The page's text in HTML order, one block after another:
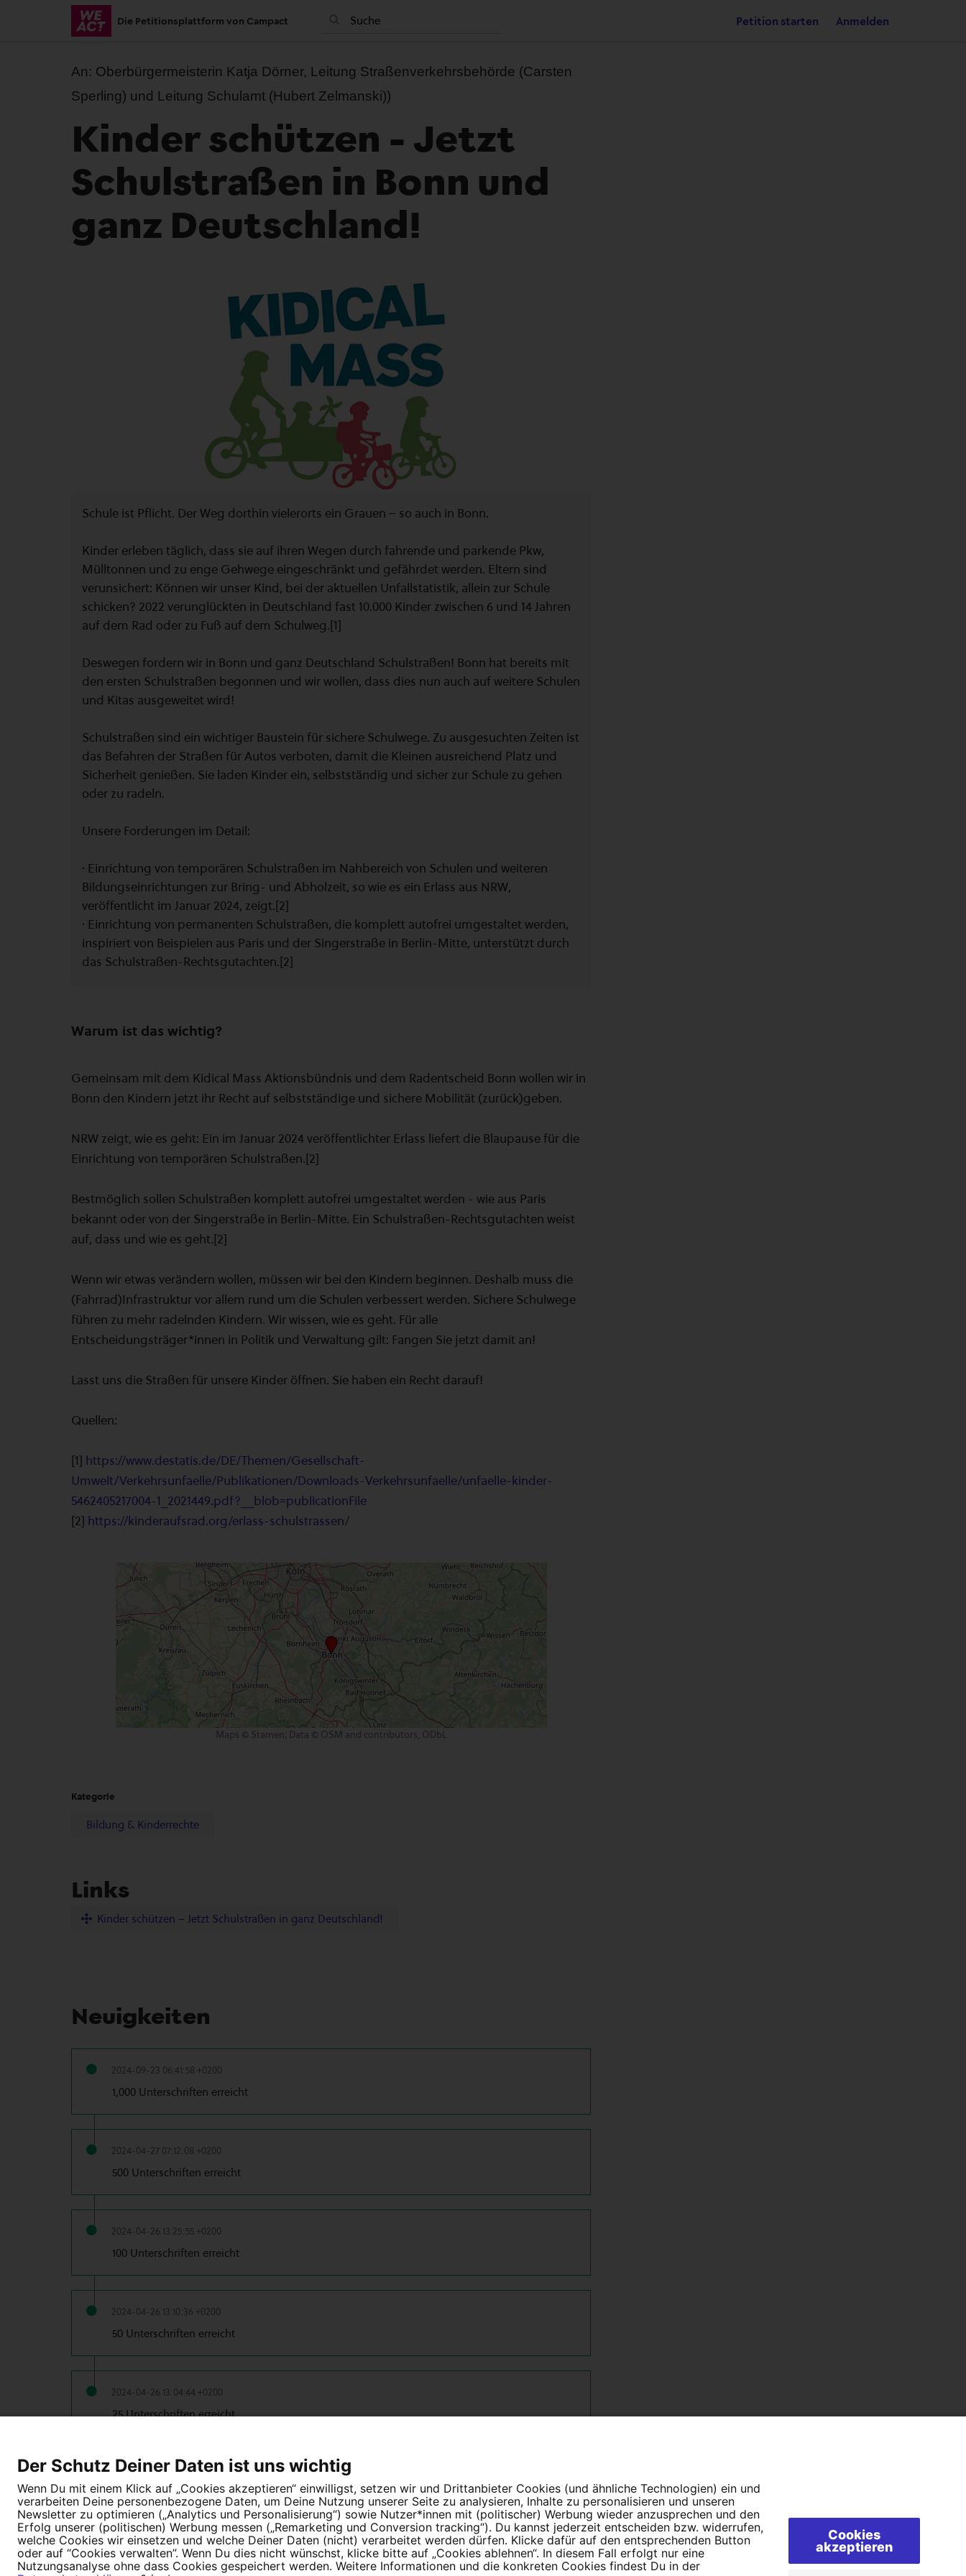
Die Petitionsplattform von Campact Petition starten Anmelden
An: Oberbürgermeisterin Katja Dörner, Leitung Straßenverkehrsbehörde (Carsten
Sperling) und Leitung Schulamt (Hubert Zelmanski))
Kinder schützen – Jetzt
Schulstraßen in Bonn und
ganz Deutschland!
Schule ist Pflicht. Der Weg dorthin vielerorts ein Grauen – so auch in Bonn.
Kinder erleben täglich, dass sie auf ihren Wegen durch fahrende und parkende Pkw,
Mülltonnen und zu enge Gehwege eingeschränkt und gefährdet werden. Eltern sind
verunsichert: Können wir unser Kind, bei der aktuellen Unfallstatistik, allein zur Schule
schicken? 2022 verunglückten in Deutschland fast 10.000 Kinder zwischen 6 und 14 Jahren
auf dem Rad oder zu Fuß auf dem Schulweg.[1]
Deswegen fordern wir in Bonn und ganz Deutschland Schulstraßen! Bonn hat bereits mit
den ersten Schulstraßen begonnen und wir wollen, dass dies nun auch auf weitere Schulen
und Kitas ausgeweitet wird!
Schulstraßen sind ein wichtiger Baustein für sichere Schulwege. Zu ausgesuchten Zeiten ist
das Befahren der Straßen für Autos verboten, damit die Kleinen ausreichend Platz und
Sicherheit genießen. Sie laden Kinder ein, selbstständig und sicher zur Schule zu gehen
oder zu radeln.
Unsere Forderungen im Detail:
· Einrichtung von temporären Schulstraßen im Nahbereich von Schulen und weiteren
Bildungseinrichtungen zur Bring- und Abholzeit, so wie es ein Erlass aus NRW,
veröffentlicht im Januar 2024, zeigt.[2]
· Einrichtung von permanenten Schulstraßen, die komplett autofrei umgestaltet werden,
inspiriert von Beispielen aus Paris und der Singerstraße in Berlin-Mitte, unterstützt durch
das Schulstraßen-Rechtsgutachten.[2]
Warum ist das wichtig?
Gemeinsam mit dem Kidical Mass Aktionsbündnis und dem Radentscheid Bonn wollen wir in
Bonn den Kindern jetzt ihr Recht auf selbstständige und sichere Mobilität (zurück)geben.
NRW zeigt, wie es geht: Ein im Januar 2024 veröffentlichter Erlass liefert die Blaupause für die
Einrichtung von temporären Schulstraßen.[2]
Bestmöglich sollen Schulstraßen komplett autofrei umgestaltet werden - wie aus Paris
bekannt oder von der Singerstraße in Berlin-Mitte. Ein Schulstraßen-Rechtsgutachten weist
auf, dass und wie es geht.[2]
Wenn wir etwas verändern wollen, müssen wir bei den Kindern beginnen. Deshalb muss die
(Fahrrad)Infrastruktur vor allem rund um die Schulen verbessert werden. Sichere Schulwege
führen zu mehr radelnden Kindern. Wir wissen, wie es geht. Für alle
Entscheidungsträger*innen in Politik und Verwaltung gilt: Fangen Sie jetzt damit an!
Lasst uns die Straßen für unsere Kinder öffnen. Sie haben ein Recht darauf!
Quellen:
[1] https://www.destatis.de/DE/Themen/Gesellschaft-
Umwelt/Verkehrsunfaelle/Publikationen/Downloads-Verkehrsunfaelle/unfaelle-kinder-
5462405217004-1_2021449.pdf?__blob=publicationFile
[2] https://kinderaufsrad.org/erlass-schulstrassen/
Maps © Stamen; Data © OSM and contributors, ODbL
Kategorie
Bildung & Kinderrechte
Links
Kinder schützen – Jetzt Schulstraßen in ganz Deutschland!
Neuigkeiten
2024-09-23 06:41:58 +0200
1,000 Unterschriften erreicht
2024-04-27 07:12:08 +0200
500 Unterschriften erreicht
2024-04-26 13:25:55 +0200
100 Unterschriften erreicht
2024-04-26 13:10:36 +0200
50 Unterschriften erreicht
2024-04-26 13:04:44 +0200
25 Unterschriften erreicht
2024-04-24 17:39:26 +0200
10 Unterschriften erreicht
Tipps für deine Petition Darum WeAct Partnerprogramm Erfolgreiche Petitionen FAQs
Der Schutz Deiner Daten ist uns wichtig
Wenn Du mit einem Klick auf „Cookies akzeptieren“ einwilligst, setzen wir und Drittanbieter Cookies (und ähnliche Technologien) ein und
verarbeiten Deine personenbezogene Daten, um Deine Nutzung unserer Seite zu analysieren, Inhalte zu personalisieren und unseren
Newsletter zu optimieren („Analytics und Personalisierung“) sowie Nutzer*innen mit (politischer) Werbung wieder anzusprechen und den
Erfolg unserer (politischen) Werbung messen („Remarketing und Conversion tracking“). Du kannst jederzeit entscheiden bzw. widerrufen,
welche Cookies wir einsetzen und welche Deiner Daten (nicht) verarbeitet werden dürfen. Klicke dafür auf den entsprechenden Button
oder auf “Cookies verwalten”. Wenn Du dies nicht wünschst, klicke bitte auf „Cookies ablehnen“. In diesem Fall erfolgt nur eine
Nutzungsanalyse ohne dass Cookies gespeichert werden. Weitere Informationen und die konkreten Cookies findest Du in der
Cookies
akzeptieren